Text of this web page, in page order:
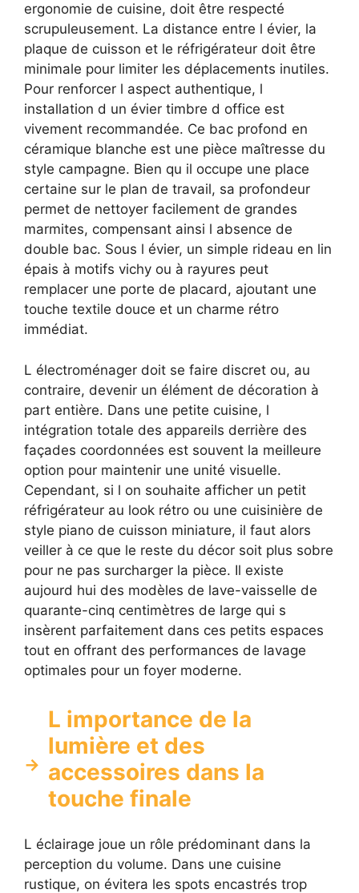
ergonomie de cuisine, doit être respecté
scrupuleusement. La distance entre l évier, la
plaque de cuisson et le réfrigérateur doit être
minimale pour limiter les déplacements inutiles.
Pour renforcer l aspect authentique, l
installation d un évier timbre d office est
vivement recommandée. Ce bac profond en
céramique blanche est une pièce maîtresse du
style campagne. Bien qu il occupe une place
certaine sur le plan de travail, sa profondeur
permet de nettoyer facilement de grandes
marmites, compensant ainsi l absence de
double bac. Sous l évier, un simple rideau en lin
épais à motifs vichy ou à rayures peut
remplacer une porte de placard, ajoutant une
touche textile douce et un charme rétro
immédiat.
L électroménager doit se faire discret ou, au
contraire, devenir un élément de décoration à
part entière. Dans une petite cuisine, l
intégration totale des appareils derrière des
façades coordonnées est souvent la meilleure
option pour maintenir une unité visuelle.
Cependant, si l on souhaite afficher un petit
réfrigérateur au look rétro ou une cuisinière de
style piano de cuisson miniature, il faut alors
veiller à ce que le reste du décor soit plus sobre
pour ne pas surcharger la pièce. Il existe
aujourd hui des modèles de lave-vaisselle de
quarante-cinq centimètres de large qui s
insèrent parfaitement dans ces petits espaces
tout en offrant des performances de lavage
optimales pour un foyer moderne.
L importance de la
lumière et des
accessoires dans la
touche finale
L éclairage joue un rôle prédominant dans la
perception du volume. Dans une cuisine
rustique, on évitera les spots encastrés trop